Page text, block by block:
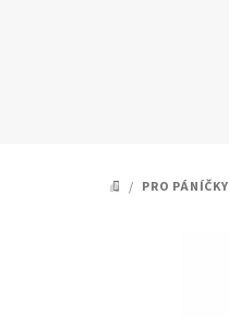
DOMŮ
/ PRO PÁNÍČKY